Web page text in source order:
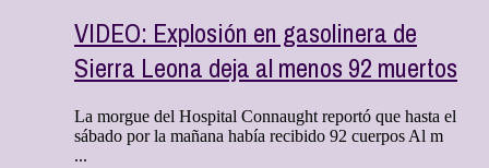
VIDEO: Explosión en gasolinera de
Sierra Leona deja al menos 92 muertos
La morgue del Hospital Connaught reportó que hasta el
sábado por la mañana había recibido 92 cuerpos Al m
...